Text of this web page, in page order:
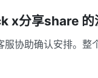
分享share 的
协助确认安排。